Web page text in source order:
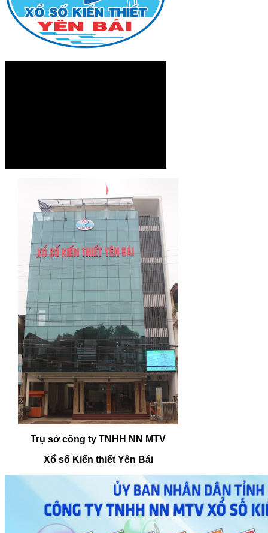
Trụ sở công ty TNHH NN MTV
Xổ số Kiến thiết Yên Bái